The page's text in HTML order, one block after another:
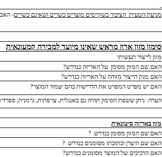
מניעת הטעית הציבור כשקיימים מוצרים כשרים ושאינם כשרים- האם
סימון מזון ארוז מראש שאינו מיועד למכירה קמעונאית
מזון לייצור תעשיתי
האם שם המזון מסומן על האריזה כנדרש?
האם מנת הייצור מזוהה על האריזה כנדרש?
האם יש מפרט המפרט את הדרישות בהם יעמוד המוצר?
הערה: ניתן ששפת הסימון תהיה גם באנגלית, צרפתית, גרמנית,
מזון באריזה סיטונאית
האם שם המזון מסומן כנדרש ?
האם שם היצרן וכתובתו מסומנים כנדרש ?
האם הרכיבים של המוצר מסומנים כנדרש?